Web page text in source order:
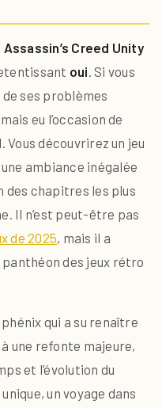
Creed Unity
oui. Si vous
de ses problèmes
eu l’occasion de
Vous découvrirez un jeu
ambiance inégalée
des chapitres les plus
Il n’est peut-être pas
de 2025, mais il a
des jeux rétro
qui a su renaître
une refonte majeure,
et l’évolution du
un voyage dans